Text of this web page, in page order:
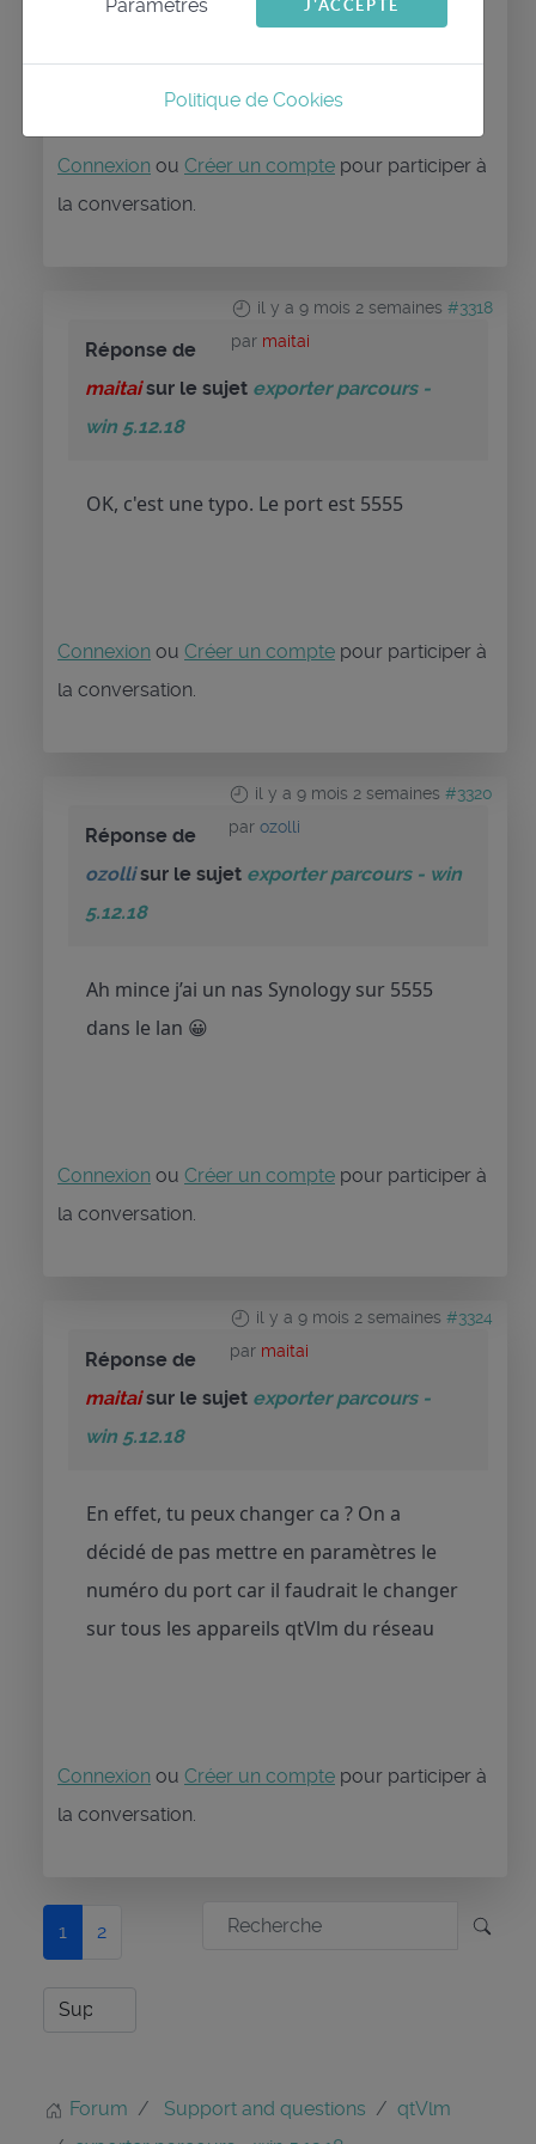
captures suivantes indiquent 55555.
Connexion ou Créer un compte pour participer à
la conversation.
il y a 9 mois 2 semaines #3318
par maitai
Réponse de
maitaisur le sujet exporter parcours -
win 5.12.18
OK, c'est une typo. Le port est 5555
Connexion ou Créer un compte pour participer à
la conversation.
il y a 9 mois 2 semaines #3320
par ozolli
Réponse de
ozollisur le sujet exporter parcours - win
5.12.18
Ah mince j’ai un nas Synology sur 5555
dans le lan 😀
Connexion ou Créer un compte pour participer à
la conversation.
il y a 9 mois 2 semaines #3324
par maitai
Réponse de
maitaisur le sujet exporter parcours -
win 5.12.18
En effet, tu peux changer ca ? On a
décidé de pas mettre en paramètres le
numéro du port car il faudrait le changer
sur tous les appareils qtVlm du réseau
Connexion ou Créer un compte pour participer à
la conversation.
1 2
Forum Support and questions
qtVlm
Paramètres J'ACCEPTE
Politique de Cookies